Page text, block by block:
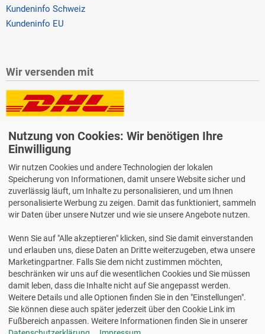
Kundeninfo Schweiz
Kundeninfo EU
Wir versenden mit
Samstagszustellung
Bequeme Zahlung über Paypal
2 Jahre Gewährleistung
Alle Texte, Grafiken, Bilder und das Layout sind urheberrechtlich
geschützt und dürfen nicht ohne ausdrückliche, schriftliche
Erlaubnis weiterverwendet werden.
© 2026 bits&paper GmbH - HERMA Fachshop - HERMA 1383 -
Transparol Fotoecken, selbstklebend, 500 Stück
Nutzung von Cookies: Wir benötigen Ihre
Einwilligung
Wir nutzen Cookies und andere Technologien der lokalen
Speicherung von Informationen, damit unsere Website sicher und
zuverlässig läuft, um Inhalte zu personalisieren, und um Ihnen
personalisierte Werbung zu zeigen. Damit das funktioniert, sammeln
wir Daten über unsere Nutzer und wie sie unsere Angebote nutzen.
Wenn Sie auf "Alle akzeptieren" klicken, sind Sie damit einverstanden
und erlauben uns, diese Daten an Dritte weiterzugeben, etwa unsere
Marketingpartner. Falls Sie dem nicht zustimmen möchten,
beschränken wir uns auf die wesentlichen Cookies und Sie müssen
damit leben, dass die Inhalte nicht auf Sie angepasst werden.
Weitere Details und alle Optionen finden Sie in den "Einstellungen".
Sie können diese auch später jederzeit über den Cookie Link im
Fußbereich anpassen. Weitere Informationen finden Sie in unserer